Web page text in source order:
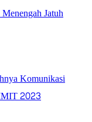
Jatuh
Komunikasi
2023